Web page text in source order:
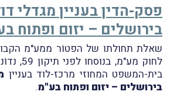
פסק-הדין בעניין מגדלי
בירושלים – יזום ופתוח
לחוק מע"מ,
בית-המשפט המחוזי מרכז-לוד בעניין
בירושלים – יזום ופתוח בע"מ.